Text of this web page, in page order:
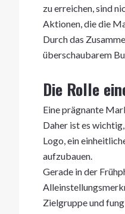
zu erreichen, sind
Aktionen, die die
Durch das
überschaubarem
Die Rolle
Eine prägnante
Daher ist es
Logo, ein
aufzubauen.
Gerade in der
Zielgruppe und